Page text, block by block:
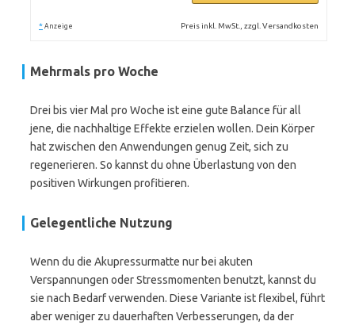
* Anzeige Preis inkl. MwSt., zzgl. Versandkosten
Mehrmals pro Woche
Drei bis vier Mal pro Woche ist eine gute Balance für all
jene, die nachhaltige Effekte erzielen wollen. Dein Körper
hat zwischen den Anwendungen genug Zeit, sich zu
regenerieren. So kannst du ohne Überlastung von den
positiven Wirkungen profitieren.
Gelegentliche Nutzung
Wenn du die Akupressurmatte nur bei akuten
Verspannungen oder Stressmomenten benutzt, kannst du
sie nach Bedarf verwenden. Diese Variante ist flexibel, führt
aber weniger zu dauerhaften Verbesserungen, da der